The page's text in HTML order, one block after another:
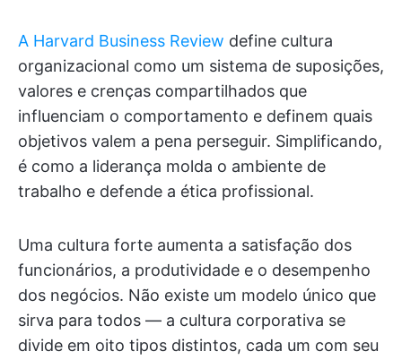
A Harvard Business Review define cultura
organizacional como um sistema de suposições,
valores e crenças compartilhados que
influenciam o comportamento e definem quais
objetivos valem a pena perseguir. Simplificando,
é como a liderança molda o ambiente de
trabalho e defende a ética profissional.
Uma cultura forte aumenta a satisfação dos
funcionários, a produtividade e o desempenho
dos negócios. Não existe um modelo único que
sirva para todos — a cultura corporativa se
divide em oito tipos distintos, cada um com seu